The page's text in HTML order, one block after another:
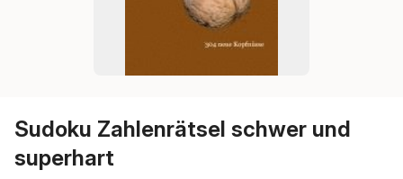
Sudoku Zahlenrätsel schwer und
superhart